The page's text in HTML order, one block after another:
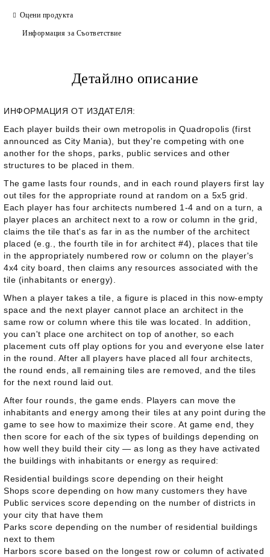
Оцени продукта
Информация за Съответствие
Детайлно описание
ИНФОРМАЦИЯ ОТ ИЗДАТЕЛЯ:
Each player builds their own metropolis inQuadropolis (first
announced asCity Mania), but they're competing with one
another for the shops, parks, public services and other
structures to be placed in them.
The game lasts four rounds, and in each round players first lay
out tiles for the appropriate round at random on a 5x5 grid.
Each player has four architects numbered 1-4 and on a turn, a
player places an architect next to a row or column in the grid,
claims the tile that's as far in as the number of the architect
placed (e.g., the fourth tile in for architect #4), places that tile
in the appropriately numbered row or column on the player's
4x4 city board, then claims any resources associated with the
tile (inhabitants or energy).
When a player takes a tile, a figure is placed in this now-empty
space and the next player cannot place an architect in the
same row or column where this tile was located. In addition,
you can't place one architect on top of another, so each
placement cuts off play options for you and everyone else later
in the round. After all players have placed all four architects,
the round ends, all remaining tiles are removed, and the tiles
for the next round laid out.
After four rounds, the game ends. Players can move the
inhabitants and energy among their tiles at any point during the
game to see how to maximize their score. At game end, they
then score for each of the six types of buildings depending on
how well they build their city — as long as they have activated
the buildings with inhabitants or energy as required:
Residential buildings score depending on their height
Shops score depending on how many customers they have
Public services score depending on the number of districts in
your city that have them
Parks score depending on the number of residential buildings
next to them
Harbors score based on the longest row or column of activated